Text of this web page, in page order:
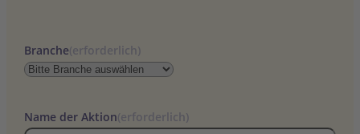
Branche(erforderlich)
Name der Aktion(erforderlich)